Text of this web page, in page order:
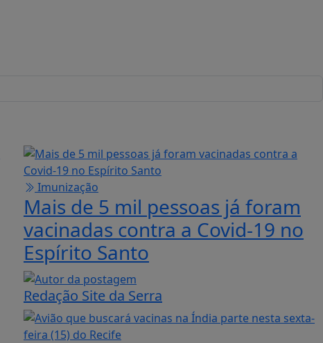
Imunização
Mais de 5 mil pessoas já foram
vacinadas contra a Covid-19 no
Espírito Santo
Redação Site da Serra